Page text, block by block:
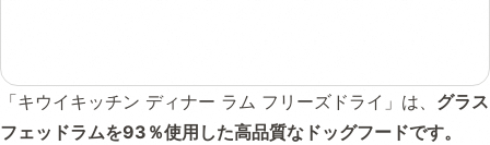
「キウイキッチン ディナー ラム フリーズドライ」は、 グラス
フェッドラムを93％使用した高品質なドッグフードです。